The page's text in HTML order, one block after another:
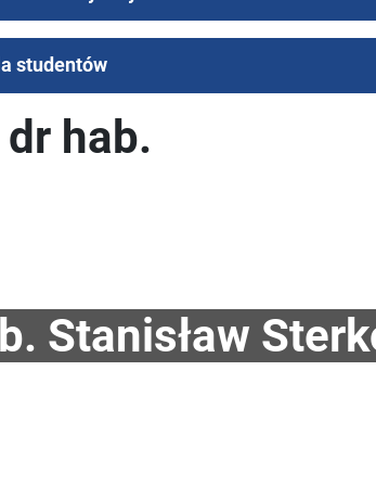
studentów
hab.
Stanisław